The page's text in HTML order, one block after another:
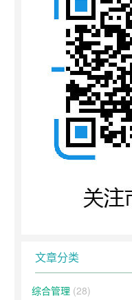
文章分类
综合管理 (28)